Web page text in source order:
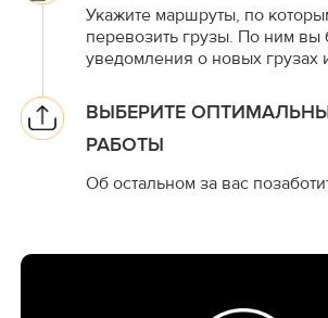
Укажите маршруты, по
перевозить грузы. По ним вы
уведомления о новых грузах
ВЫБЕРИТЕ
РАБОТЫ
Об остальном за вас